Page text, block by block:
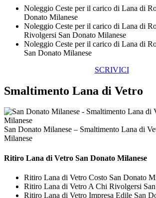
Noleggio Ceste per il carico di Lana di
Donato Milanese
Noleggio Ceste per il carico di Lana di
Rivolgersi San Donato Milanese
Noleggio Ceste per il carico di Lana di
San Donato Milanese
SCRIVICI
Smaltimento Lana di Vetro
San Donato Milanese – Smaltimento Lana di
Milanese
Ritiro Lana di Vetro San Donato Milanese
Ritiro Lana di Vetro Costo San Donato
Ritiro Lana di Vetro A Chi Rivolgersi
Ritiro Lana di Vetro Impresa Edile San